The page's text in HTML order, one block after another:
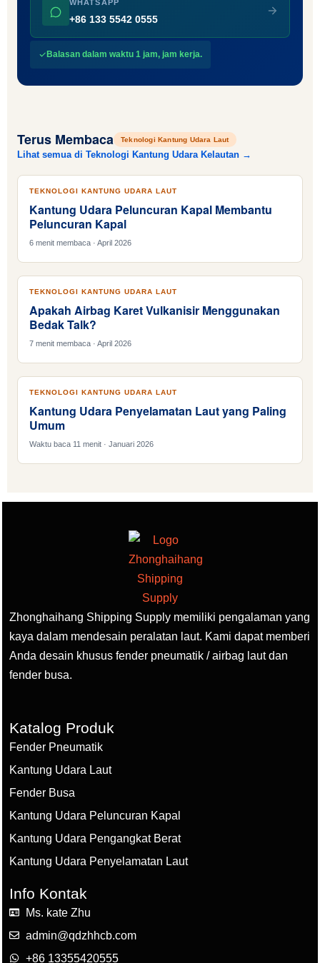
WHATSAPP
+86 133 5542 0555
Balasan dalam waktu 1 jam, jam kerja.
Terus Membaca Teknologi Kantung Udara Laut
Lihat semua di Teknologi Kantung Udara Kelautan →
TEKNOLOGI KANTUNG UDARA LAUT
Kantung Udara Peluncuran Kapal Membantu
Peluncuran Kapal
6 menit membaca · April 2026
TEKNOLOGI KANTUNG UDARA LAUT
Apakah Airbag Karet Vulkanisir Menggunakan
Bedak Talk?
7 menit membaca · April 2026
TEKNOLOGI KANTUNG UDARA LAUT
Kantung Udara Penyelamatan Laut yang Paling
Umum
Waktu baca 11 menit · Januari 2026
Zhonghaihang Shipping Supply memiliki pengalaman yang
kaya dalam mendesain peralatan laut. Kami dapat memberi
Anda desain khusus fender pneumatik / airbag laut dan
fender busa.
Katalog Produk
Fender Pneumatik
Kantung Udara Laut
Fender Busa
Kantung Udara Peluncuran Kapal
Kantung Udara Pengangkat Berat
Kantung Udara Penyelamatan Laut
Info Kontak
Ms. kate Zhu
admin@qdzhhcb.com
+86 13355420555